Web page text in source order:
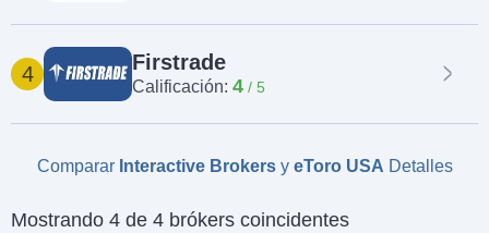
4 Firstrade
Calificación: 4
Comparar Interactive Brokersy eToro USA Detalles
Mostrando 4 de 4 brókers coincidentes